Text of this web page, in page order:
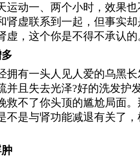
运动一、两个小时，效果
肾虚联系到一起，但事实
虚，这个你是不得不承认的
有一头人见人爱的乌黑长
并且失去光泽?好的洗发护
救不了你头顶的尴尬局面
不是与肾功能减退有关了